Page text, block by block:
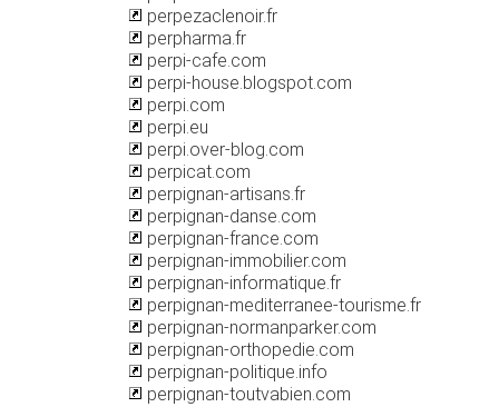
perpezaclenoir.fr
perpharma.fr
perpi-cafe.com
perpi-house.blogspot.com
perpi.com
perpi.eu
perpi.over-blog.com
perpicat.com
perpignan-artisans.fr
perpignan-danse.com
perpignan-france.com
perpignan-immobilier.com
perpignan-informatique.fr
perpignan-mediterranee-tourisme.fr
perpignan-normanparker.com
perpignan-orthopedie.com
perpignan-politique.info
perpignan-toutvabien.com